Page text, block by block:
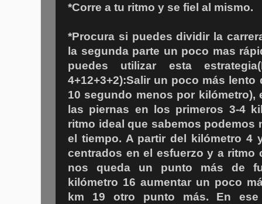
*Corre a tu ritmo y se fiel al mismo.
*Procura si puedes dividir la
la segunda parte un poco mas
puedes utilizar esta
4+12+3+2):Salir un poco más lento
10 segundo menos por kilómetro),
las piernas en los primeros 3-4
ritmo ideal que sabemos podemos
el tiempo. A partir del kilómetro 4
centrados en el esfuerzo y a ritmo
nos queda un punto más de
kilómetro 16 aumentar un poco
km 19 otro punto más. En